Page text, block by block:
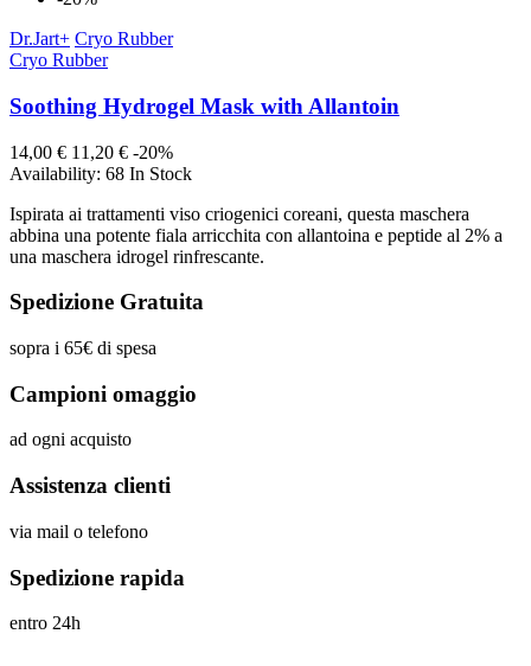
Dr.Jart+ Cryo Rubber
Cryo Rubber
Soothing Hydrogel Mask with Allantoin
14,00 € 11,20 € -20%
Availability: 68 In Stock
Ispirata ai trattamenti viso criogenici coreani, questa maschera
abbina una potente fiala arricchita con allantoina e peptide al 2% a
una maschera idrogel rinfrescante.
Spedizione Gratuita
sopra i 65€ di spesa
Campioni omaggio
ad ogni acquisto
Assistenza clienti
via mail o telefono
Spedizione rapida
entro 24h